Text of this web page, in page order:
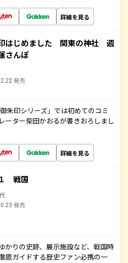
詳細を見る
はじめました 関東の神社 週
さんぽ
発売
朱印シリーズ」では初めてのコミ
ーター柴田かおるが書きおろしまし
詳細を見る
戦国
発売
かりの史跡、展示施設など、戦国時
底ガイドする歴史ファン必携の一